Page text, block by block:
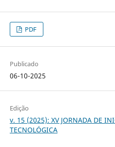
PDF
Publicado
06-10-2025
Edição
v. 15 (2025): XV JORNADA DE
TECNOLÓGICA